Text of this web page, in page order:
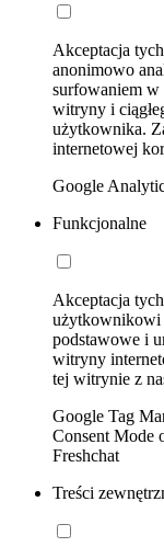
Akceptacja
anonimowo
surfowaniem w
witryny i
użytkownika.
internetowej
Google
Funkcjonalne
Akceptacja
użytkownikowi
podstawowe i
witryny
tej witrynie z
Google Tag
Consent Mode
Freshchat
Treści